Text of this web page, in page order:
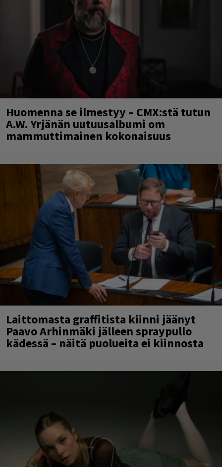
Huomenna se ilmestyy – CMX:stä tutun
A.W. Yrjänän uutuusalbumi om
mammuttimainen kokonaisuus
Laittomasta graffitista kiinni jäänyt
Paavo Arhinmäki jälleen spraypullo
kädessä – näitä puolueita ei kiinnosta